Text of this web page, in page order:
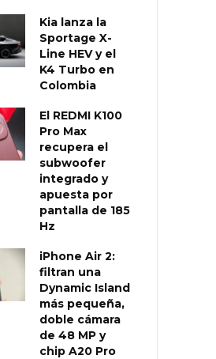
Kia lanza la
Sportage X-
Line HEV y el
K4 Turbo en
Colombia
El REDMI K100
Pro Max
recupera el
subwoofer
integrado y
apuesta por
pantalla de 185
Hz
iPhone Air 2:
filtran una
Dynamic Island
más pequeña,
doble cámara
de 48 MP y
chip A20 Pro